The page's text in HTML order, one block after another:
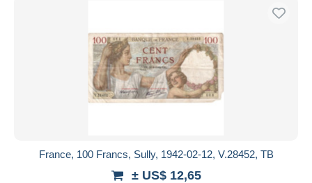
France, 100 Francs, Sully, 1942-02-12, V.28452, TB
± US$ 12,65